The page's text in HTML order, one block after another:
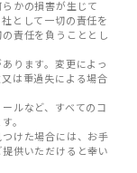
かの損害が生じて
として一切の責任を
責任を負うこととし
ります。変更によっ
は重過失による場合
ルなど、すべてのコ
。
けた場合には、お手
供いただけると幸い